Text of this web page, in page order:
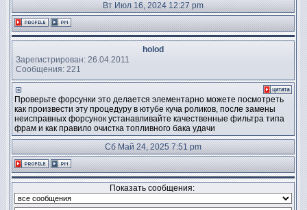
Вт Июл 16, 2024 12:27 pm
holod
Зарегистрирован: 26.04.2011
Сообщения: 221
Проверьте форсунки это делается элементарно можете посмотреть
как произвести эту процедуру в ютубе куча роликов, после замены
неисправных форсунок устанавливайте качественные фильтра типа
фрам и как правило очистка топливного бака удачи
Сб Май 24, 2025 7:51 pm
Показать сообщения: